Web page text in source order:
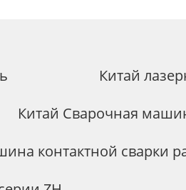
Китай
Китай Сварочная
контактной сварки